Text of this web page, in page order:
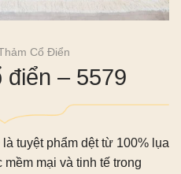
Cổ Điển
– 5579
là tuyệt phẩm dệt từ 100% lụa
mại và tinh tế trong